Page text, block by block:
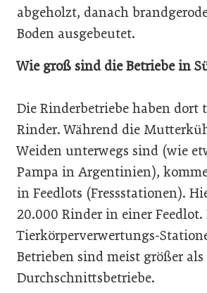
abgeholzt, danach
Boden ausgebeutet.
Wie groß sind die Betriebe in
Die Rinderbetriebe haben dort
Rinder. Während die
Weiden unterwegs sind (wie
Pampa in Argentinien),
in Feedlots (Fressstationen).
20.000 Rinder in einer Feedlot.
Tierkörperverwertungs-
Betrieben sind meist größer als
Durchschnittsbetriebe.